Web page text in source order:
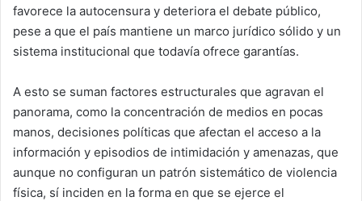
favorece la autocensura y deteriora el debate público,
pese a que el país mantiene un marco jurídico sólido y un
sistema institucional que todavía ofrece garantías.
A esto se suman factores estructurales que agravan el
panorama, como la concentración de medios en pocas
manos, decisiones políticas que afectan el acceso a la
información y episodios de intimidación y amenazas, que
aunque no configuran un patrón sistemático de violencia
física, sí inciden en la forma en que se ejerce el